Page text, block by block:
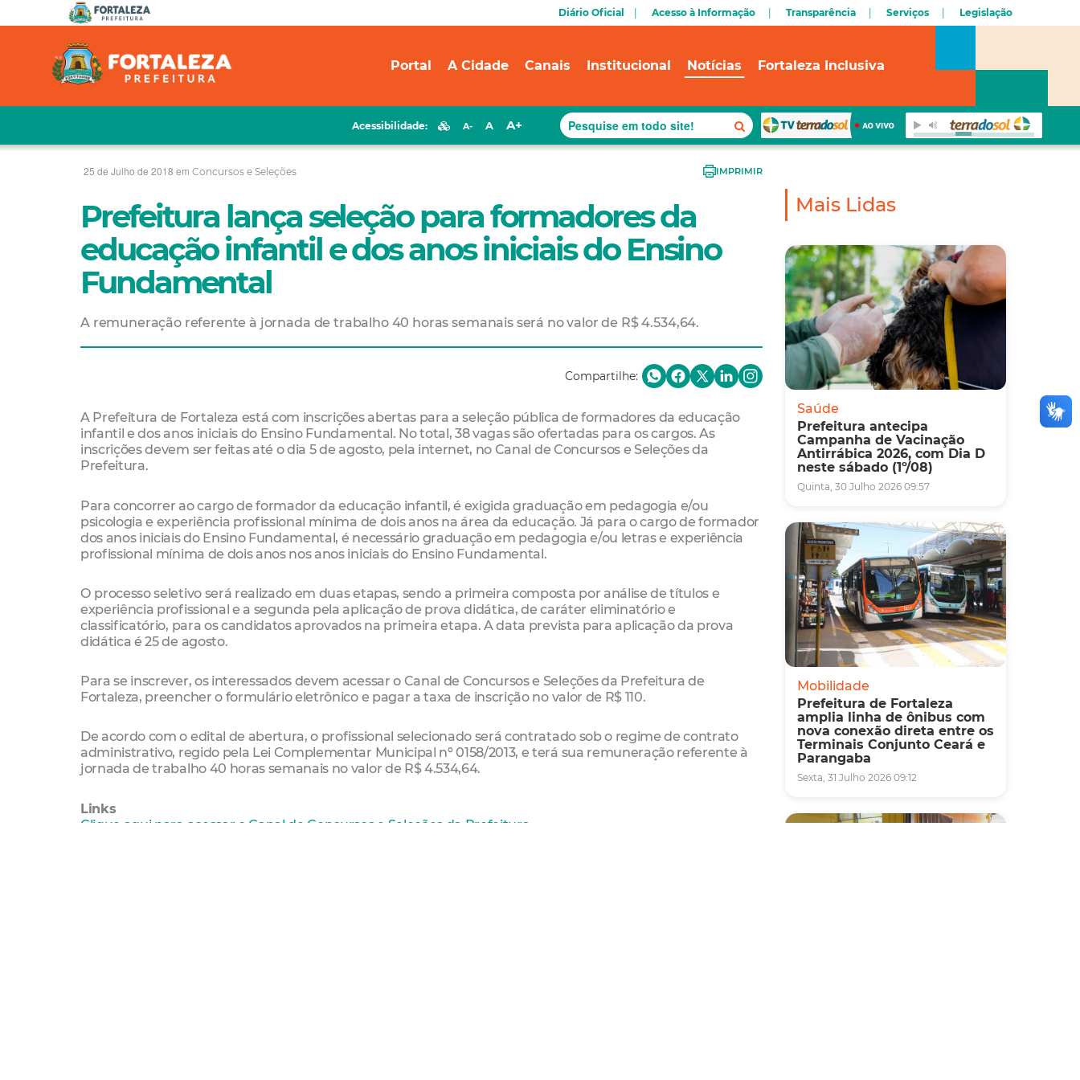
Diário Oficial Acesso à Informação Transparência Serviços Legislação
Portal A Cidade Canais Institucional Notícias Fortaleza Inclusiva
Acessibilidade: A- A A+
25 de Julho de 2018 em Concursos e Seleções IMPRIMIR
Prefeitura lança seleção para formadores da
educação infantil e dos anos iniciais do Ensino
Fundamental
A remuneração referente à jornada de trabalho 40 horas semanais será no valor de R$ 4.534,64.
Compartilhe:
A Prefeitura de Fortaleza está com inscrições abertas para a seleção pública de formadores da educação
infantil e dos anos iniciais do Ensino Fundamental. No total, 38 vagas são ofertadas para os cargos. As
inscrições devem ser feitas até o dia 5 de agosto, pela internet, no Canal de Concursos e Seleções da
Prefeitura.
Para concorrer ao cargo de formador da educação infantil, é exigida graduação em pedagogia e/ou
psicologia e experiência profissional mínima de dois anos na área da educação. Já para o cargo de formador
dos anos iniciais do Ensino Fundamental, é necessário graduação em pedagogia e/ou letras e experiência
profissional mínima de dois anos nos anos iniciais do Ensino Fundamental.
O processo seletivo será realizado em duas etapas, sendo a primeira composta por análise de títulos e
experiência profissional e a segunda pela aplicação de prova didática, de caráter eliminatório e
classificatório, para os candidatos aprovados na primeira etapa. A data prevista para aplicação da prova
didática é 25 de agosto.
Para se inscrever, os interessados devem acessar o Canal de Concursos e Seleções da Prefeitura de
Fortaleza, preencher o formulário eletrônico e pagar a taxa de inscrição no valor de R$ 110.
De acordo com o edital de abertura, o profissional selecionado será contratado sob o regime de contrato
administrativo, regido pela Lei Complementar Municipal nº 0158/2013, e terá sua remuneração referente à
jornada de trabalho 40 horas semanais no valor de R$ 4.534,64.
Links
Clique aqui para acessar o Canal de Concursos e Seleções da Prefeitura
Mais Lidas
Saúde
Prefeitura antecipa
Campanha de Vacinação
Antirrábica 2026, com Dia D
neste sábado (1º/08)
Quinta, 30 Julho 2026 09:57
Mobilidade
Prefeitura de Fortaleza
amplia linha de ônibus com
nova conexão direta entre os
Terminais Conjunto Ceará e
Parangaba
Sexta, 31 Julho 2026 09:12